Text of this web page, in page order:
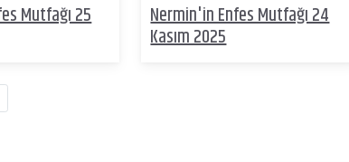
Mutfağı 25 Nermin'in Enfes Mutfağı 24
Kasım 2025